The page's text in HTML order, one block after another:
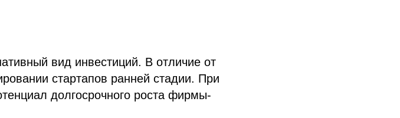
вид инвестиций. В отличие от
стартапов ранней стадии. При
долгосрочного роста фирмы-